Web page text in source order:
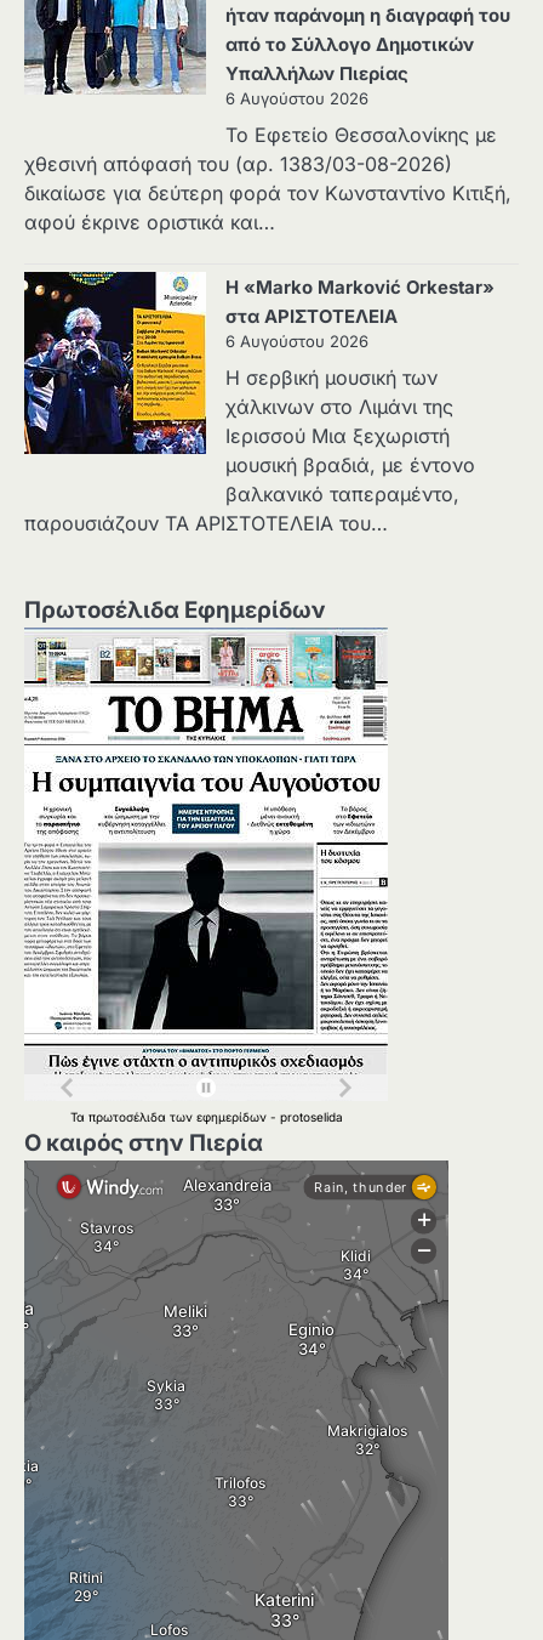
ήταν παράνομη η διαγραφή του
από το Σύλλογο Δημοτικών
Υπαλλήλων Πιερίας
6 Αυγούστου 2026
Το Εφετείο Θεσσαλονίκης με
χθεσινή απόφασή του (αρ. 1383/03-08-2026)
δικαίωσε για δεύτερη φορά τον Κωνσταντίνο Κιτιξή,
αφού έκρινε οριστικά και…
Η «Marko Marković Orkestar»
στα ΑΡΙΣΤΟΤΕΛΕΙΑ
6 Αυγούστου 2026
Η σερβική μουσική των
χάλκινων στο Λιμάνι της
Ιερισσού Μια ξεχωριστή
μουσική βραδιά, με έντονο
βαλκανικό ταπεραμέντο,
παρουσιάζουν ΤΑ ΑΡΙΣΤΟΤΕΛΕΙΑ του…
Πρωτοσέλιδα Εφημερίδων
Τα πρωτοσέλιδα των εφημερίδων - protoselida
Ο καιρός στην Πιερία